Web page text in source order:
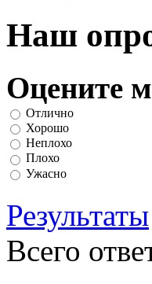
Наш
Оцените
Отлично
Хорошо
Неплохо
Плохо
Ужасно
Результаты
Всего